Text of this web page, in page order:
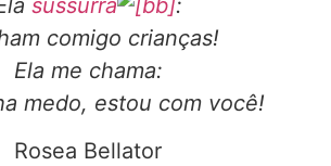
sussurra
:
comigo crianças!
Ela me chama:
medo, estou com você!
Rosea Bellator